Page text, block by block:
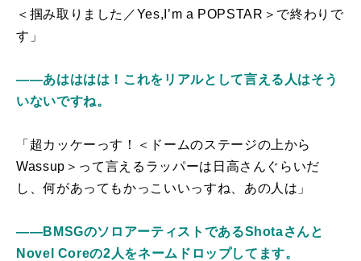
＜掴み取りました／Yes,I’m a POPSTAR＞で終わりで
す」
――あはははは！これをリアルとして言える人はそう
いないですね。
「超カッケーっす！＜ドームのステージの上から
Wassup＞って言えるラッパーは日高さんぐらいだ
し、何があってもかっこいいっすね、あの人は」
――BMSGのソロアーティストであるShotaさんと
Novel Coreの2人をネームドロップしてます。